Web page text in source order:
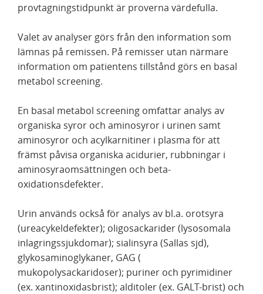
provtagningstidpunkt är proverna värdefulla.
Valet av analyser görs från den information som
lämnas på remissen. På remisser utan närmare
information om patientens tillstånd görs en basal
metabol screening.
En basal metabol screening omfattar analys av
organiska syror och aminosyror i urinen samt
aminosyror och acylkarnitiner i plasma för att
främst påvisa organiska acidurier, rubbningar i
aminosyraomsättningen och beta-
oxidationsdefekter.
Urin används också för analys av bl.a. orotsyra
(ureacykeldefekter); oligosackarider (lysosomala
inlagringssjukdomar); sialinsyra (Sallas sjd),
glykosaminoglykaner, GAG (
mukopolysackaridoser); puriner och pyrimidiner
(ex. xantinoxidasbrist); alditoler (ex. GALT-brist) och